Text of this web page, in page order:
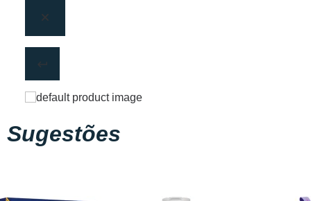
Sugestões